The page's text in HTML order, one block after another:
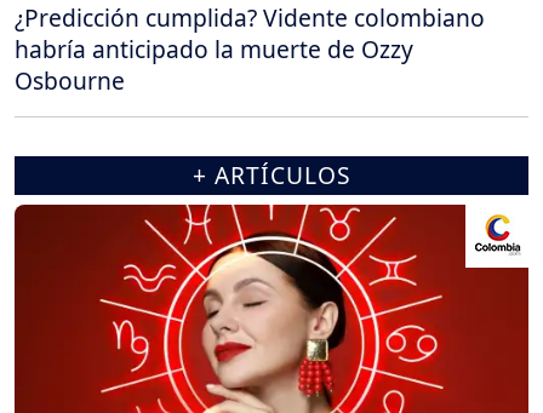
¿Predicción cumplida? Vidente colombiano
habría anticipado la muerte de Ozzy
Osbourne
+ ARTÍCULOS